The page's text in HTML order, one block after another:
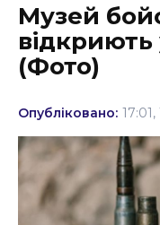
Культура
Освіта
Події
Політика
Соціум
Музей
відкриють
(Фото)
Опубліковано: 17:01,